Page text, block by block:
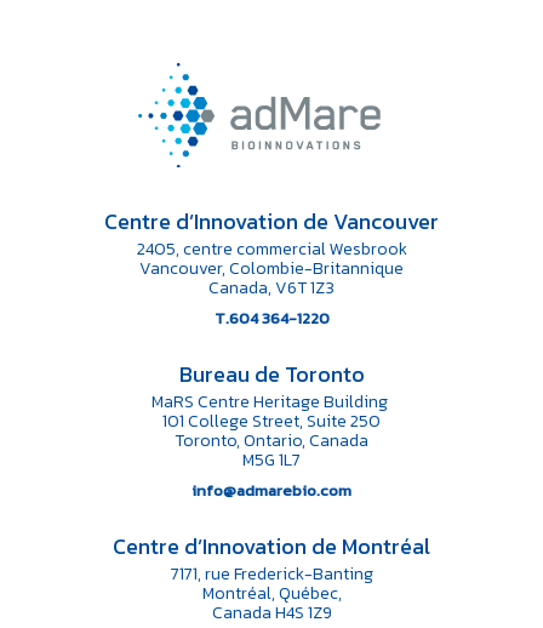
Centre d’Innovation de Vancouver
2405, centre commercial Wesbrook
Vancouver, Colombie-Britannique
Canada, V6T 1Z3
T.604 364-1220
Bureau de Toronto
MaRS Centre Heritage Building
101 College Street, Suite 250
Toronto, Ontario, Canada
M5G 1L7
info@admarebio.com
Centre d’Innovation de Montréal
7171, rue Frederick-Banting
Montréal, Québec,
Canada H4S 1Z9